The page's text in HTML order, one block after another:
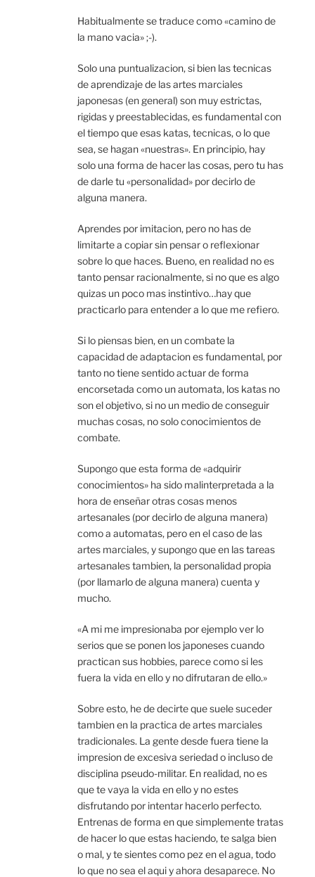
Habitualmente se traduce como «camino de
la mano vacia» ;-).
Solo una puntualizacion, si bien las tecnicas
de aprendizaje de las artes marciales
japonesas (en general) son muy estrictas,
rigidas y preestablecidas, es fundamental con
el tiempo que esas katas, tecnicas, o lo que
sea, se hagan «nuestras». En principio, hay
solo una forma de hacer las cosas, pero tu has
de darle tu «personalidad» por decirlo de
alguna manera.
Aprendes por imitacion, pero no has de
limitarte a copiar sin pensar o reflexionar
sobre lo que haces. Bueno, en realidad no es
tanto pensar racionalmente, si no que es algo
quizas un poco mas instintivo…hay que
practicarlo para entender a lo que me refiero.
Si lo piensas bien, en un combate la
capacidad de adaptacion es fundamental, por
tanto no tiene sentido actuar de forma
encorsetada como un automata, los katas no
son el objetivo, si no un medio de conseguir
muchas cosas, no solo conocimientos de
combate.
Supongo que esta forma de «adquirir
conocimientos» ha sido malinterpretada a la
hora de enseñar otras cosas menos
artesanales (por decirlo de alguna manera)
como a automatas, pero en el caso de las
artes marciales, y supongo que en las tareas
artesanales tambien, la personalidad propia
(por llamarlo de alguna manera) cuenta y
mucho.
«A mi me impresionaba por ejemplo ver lo
serios que se ponen los japoneses cuando
practican sus hobbies, parece como si les
fuera la vida en ello y no difrutaran de ello.»
Sobre esto, he de decirte que suele suceder
tambien en la practica de artes marciales
tradicionales. La gente desde fuera tiene la
impresion de excesiva seriedad o incluso de
disciplina pseudo-militar. En realidad, no es
que te vaya la vida en ello y no estes
disfrutando por intentar hacerlo perfecto.
Entrenas de forma en que simplemente tratas
de hacer lo que estas haciendo, te salga bien
o mal, y te sientes como pez en el agua, todo
lo que no sea el aqui y ahora desaparece. No